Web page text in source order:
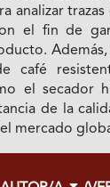
analizar
el fin de
café
el secador
de la
mercado